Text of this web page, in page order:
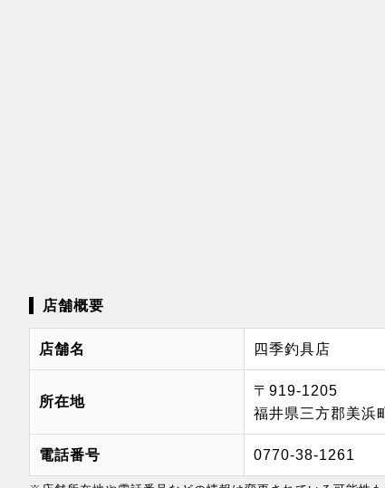
店舗概要
店舗名 四季釣具店
所在地
〒919-1205
福井県三方郡美浜
電話番号 0770-38-1261